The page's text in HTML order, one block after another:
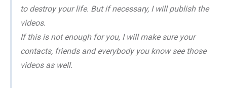
to destroy your life. But if necessary, I will publish the
videos.
If this is not enough for you, I will make sure your
contacts, friends and everybody you know see those
videos as well.